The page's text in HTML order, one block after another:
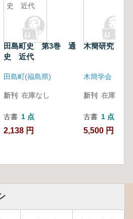
史 近代
田島町史 第3巻 通
史 近代
田島町(福島県)
新刊 在庫なし
古書 1 点
2,138 円
木簡研究 第
木簡学会
新刊 在庫なし
古書 1 点
5,500 円